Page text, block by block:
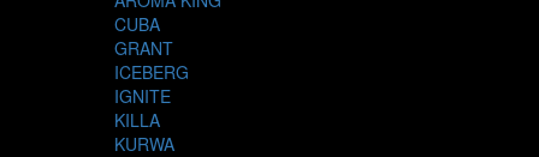
TWIST
VGOD
WILD ZOO
YETI
CUBA
GRANT
ICEBERG
IGNITE
KILLA
KURWA